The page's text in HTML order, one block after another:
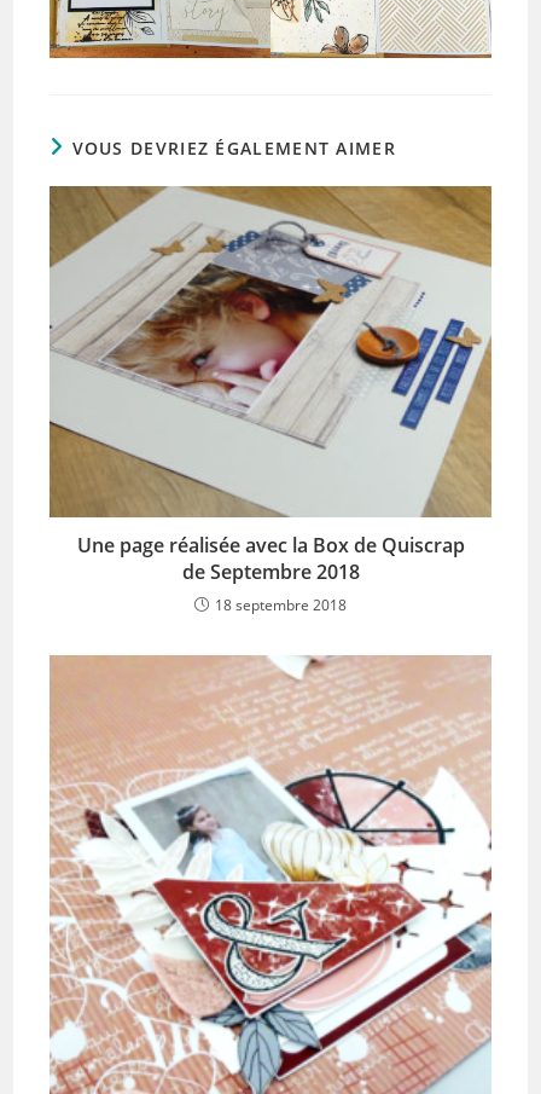
VOUS DEVRIEZ ÉGALEMENT AIMER
Une page réalisée avec la Box de Quiscrap
de Septembre 2018
18 septembre 2018